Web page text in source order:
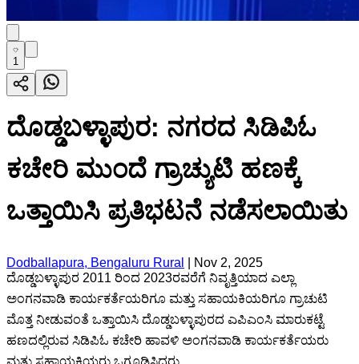
1
ದೊಡ್ಡಬಳ್ಳಾಪುರ: ನಗರದ ಸಿಡಿಪಿಓ
ಕಚೇರಿ ಮುಂದೆ ಗ್ರಾಚ್ಯುಟಿ ಹಣಕ್ಕೆ
ಒತ್ತಾಯಿಸಿ ಪ್ರತಿಭಟನೆ ನಡೆಸಲಾಯಿತು
Dodballapura, Bengaluru Rural
Nov 2, 2025
ದೊಡ್ಡಬಳ್ಳಾಪುರ 2011 ರಿಂದ 2023ರವರೆಗೆ ನಿವೃತ್ತಿಯಾದ ಎಲ್ಲಾ
ಅಂಗನವಾಡಿ ಕಾರ್ಯಕರ್ತೆಯರಿಗೂ ಮತ್ತು ಸಹಾಯಕಿಯರಿಗೂ ಗ್ರಾಚುಟಿ
ಮೊತ್ತ ನೀಡುವಂತೆ ಒತ್ತಾಯಿಸಿ ದೊಡ್ಡಬಳ್ಳಾಪುರದ ಎಪಿಎಂಸಿ ಮಾರುಕಟ್ಟೆ
ಹಣದಲ್ಲಿರುವ ಸಿಡಿಪಿಓ ಕಚೇರಿ ಹಾವಳಿ ಅಂಗನವಾಡಿ ಕಾರ್ಯಕರ್ತೆಯರು
ಮತ್ತು ಸಹಾಯಕಿಯರು ಒಗ್ಗೂಡಿಸಿದರು